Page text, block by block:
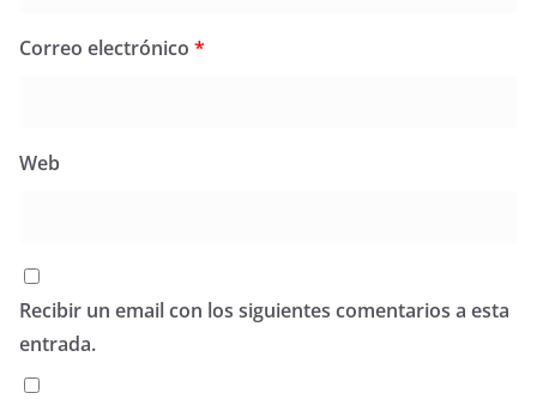
Correo electrónico *
Web
Recibir un email con los siguientes comentarios a esta
entrada.